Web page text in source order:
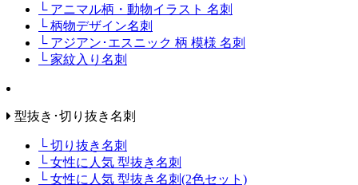
└ アニマル柄・動物イラスト 名刺
└ 柄物デザイン名刺
└ アジアン･エスニック 柄 模様 名刺
└ 家紋入り名刺
型抜き･切り抜き名刺
└ 切り抜き名刺
└ 女性に人気 型抜き名刺
└ 女性に人気 型抜き名刺(2色セット)